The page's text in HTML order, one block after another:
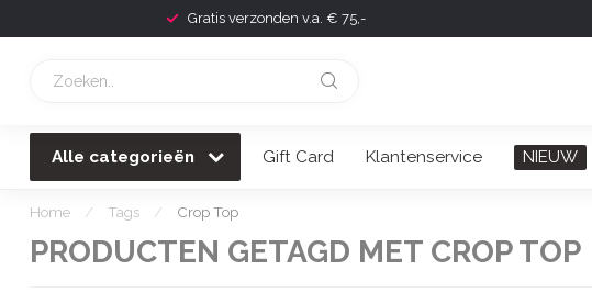
Gratis verzonden v.a. € 75,-
Alle categorieën Gift Card Klantenservice NIEUW
Home / Tags / Crop Top
PRODUCTEN GETAGD MET CROP TOP